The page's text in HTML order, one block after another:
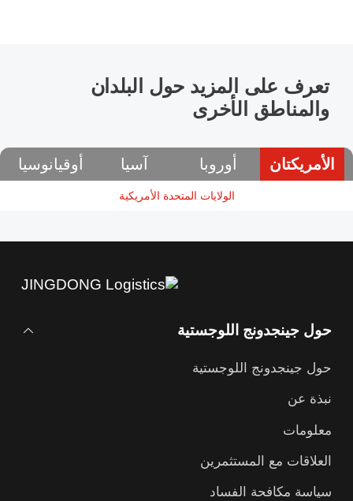
تعرف على المزيد حول البلدان
والمناطق الأخرى
الأمريكتان أوروبا آسيا أوقيانوسيا
الولايات المتحدة الأمريكية
حول جينجدونج اللوجستية
حول جينجدونج اللوجستية
نبذة عن
معلومات
العلاقات مع المستثمرين
سياسة مكافحة الفساد